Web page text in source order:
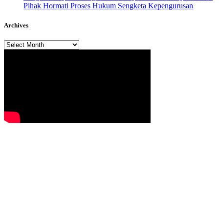
Pihak Hormati Proses Hukum Sengketa Kepengurusan
Archives
Archives